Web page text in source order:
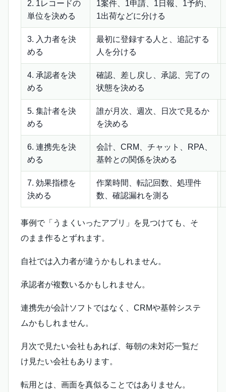
2. 1レコードの
単位を決める
1案件、1申請、1日報、1予約、
1出荷などに分ける
3. 入力者を決
める
最初に登録する人と、追記する
人を分ける
4. 承認者を決
める
確認、差し戻し、承認、完了の
状態を決める
5. 集計者を決
める
誰が月次、週次、日次で見るか
を決める
6. 連携先を決
める
会計、CRM、チャット、RPA、
基幹との関係を決める
7. 効果指標を
決める
作業時間、転記回数、処理件
数、確認漏れを測る
事例で「うまくいったアプリ」を見つけても、そ
のまま作るとずれます。
自社では入力者が違うかもしれません。
承認者が複数いるかもしれません。
連携先が会計ソフトではなく、CRMや基幹システ
ムかもしれません。
月次で見たい会社もあれば、毎朝の未対応一覧だ
け見たい会社もあります。
転用とは、画面を真似ることではありません。